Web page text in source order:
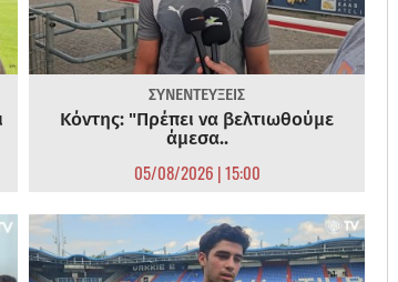
ΣΥΝΕΝΤΕΥΞΕΙΣ
Κόντης: "Πρέπει να βελτιωθούμε
άμεσα..
05/08/2026 | 15:00